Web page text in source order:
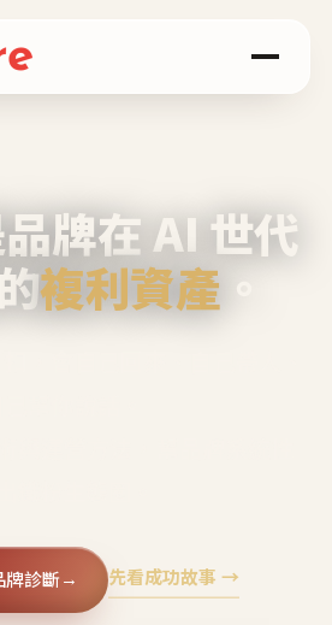
牌在 AI 世代
複利資產 。
牌診斷→ 先看成功故事 →